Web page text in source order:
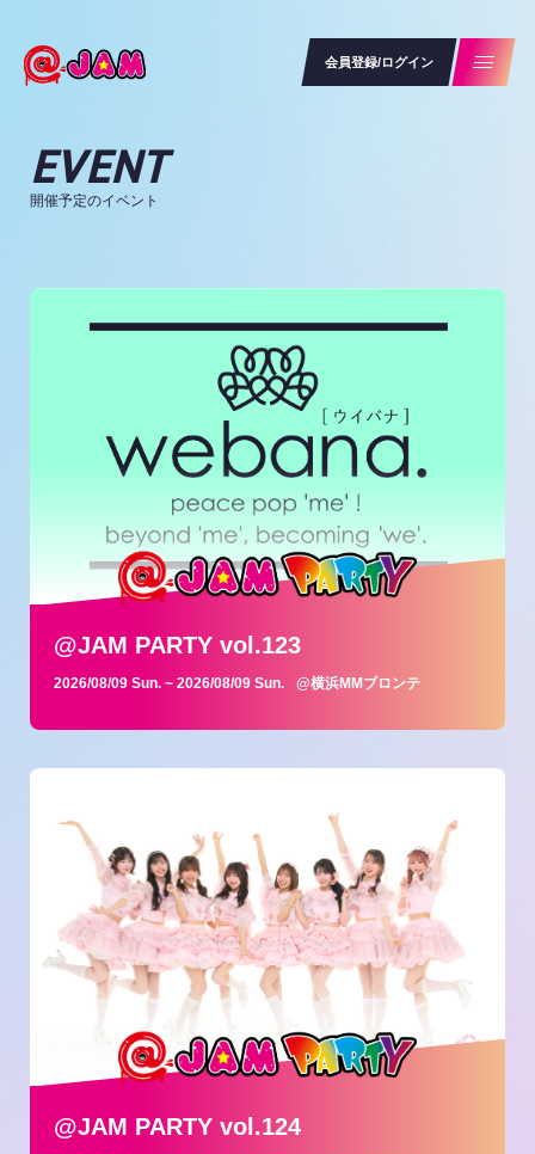
会員登録/ログイン
EVENT
開催予定のイベント
@JAM PARTY vol.123
2026/08/09 Sun. ~ 2026/08/09 Sun. @横浜MMブロンテ
@JAM PARTY vol.124